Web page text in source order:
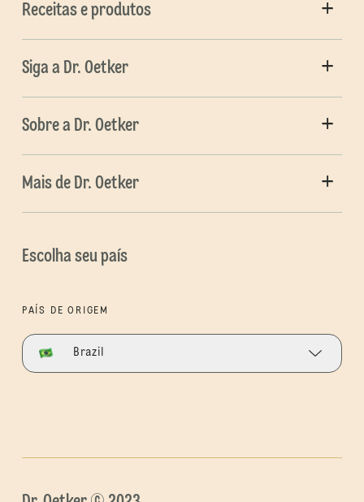
Receitas e produtos
Siga a Dr. Oetker
Sobre a Dr. Oetker
Mais de Dr. Oetker
Escolha seu país
PAÍS DE ORIGEM
Brazil